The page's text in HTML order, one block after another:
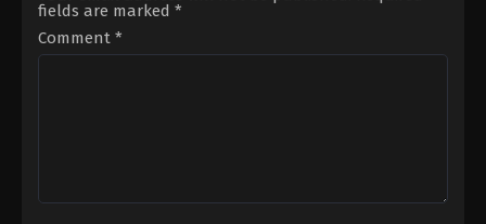
fields are marked *
Comment *